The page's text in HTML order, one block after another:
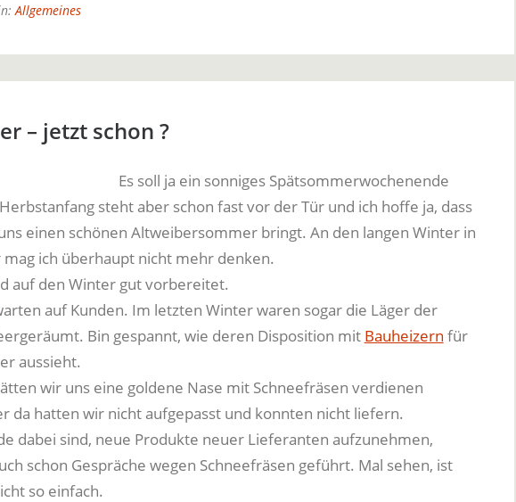
Allgemeines
– jetzt schon ?
Es soll ja ein sonniges Spätsommerwochenende
steht aber schon fast vor der Tür und ich hoffe ja, dass
einen schönen Altweibersommer bringt. An den langen Winter in
mag ich überhaupt nicht mehr denken.
auf den Winter gut vorbereitet.
auf Kunden. Im letzten Winter waren sogar die Läger der
Bin gespannt, wie deren Disposition mit Bauheizern für
aussieht.
wir uns eine goldene Nase mit Schneefräsen verdienen
da hatten wir nicht aufgepasst und konnten nicht liefern.
dabei sind, neue Produkte neuer Lieferanten aufzunehmen,
schon Gespräche wegen Schneefräsen geführt. Mal sehen, ist
so einfach.